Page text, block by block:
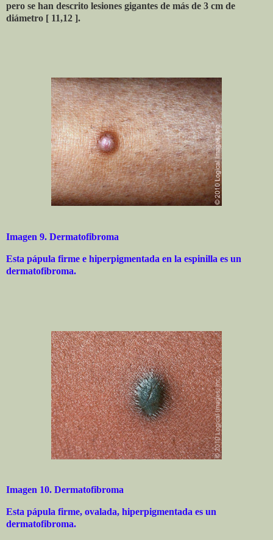
pero se han descrito lesiones gigantes de más de 3 cm de
diámetro [ 11,12 ].
Imagen 9. Dermatofibroma
Esta pápula firme e hiperpigmentada en la espinilla es un
dermatofibroma.
Imagen 10. Dermatofibroma
Esta pápula firme, ovalada, hiperpigmentada es un
dermatofibroma.